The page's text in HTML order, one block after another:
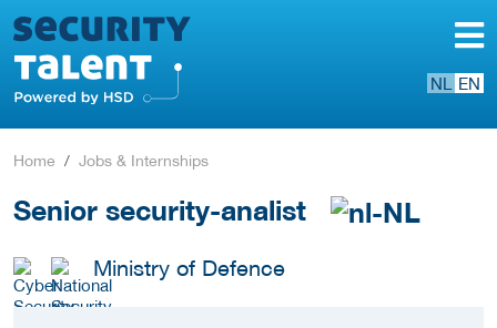
NL EN
Home Jobs & Internships
Senior security-analist
Ministry of Defence